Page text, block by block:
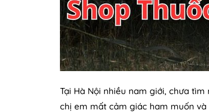
Tại Hà Nội nhiều nam giới, chưa
chị em mất cảm giác ham muốn